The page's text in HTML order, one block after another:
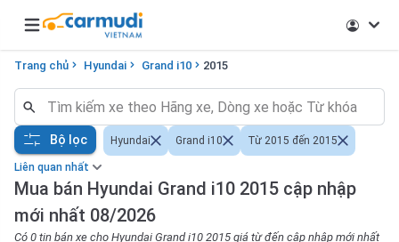
Open main menu
Trang chủ Hyundai Grand i10 2015
Liên quan nhất
Mua bán Hyundai Grand i10 2015 cập nhập
mới nhất 08/2026
Có 0 tin bán xe cho Hyundai Grand i10 2015 giá từ đến cập nhập mới nhất
Bộ lọc Hyundai Grand i10 Từ 2015 đến 2015